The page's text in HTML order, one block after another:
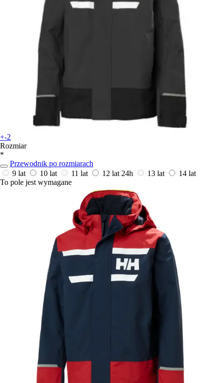
+-2
Rozmiar
*
Przewodnik po rozmiarach
9 lat
10 lat 11 lat 12 lat 24h 13 lat
14 lat
To pole jest wymagane